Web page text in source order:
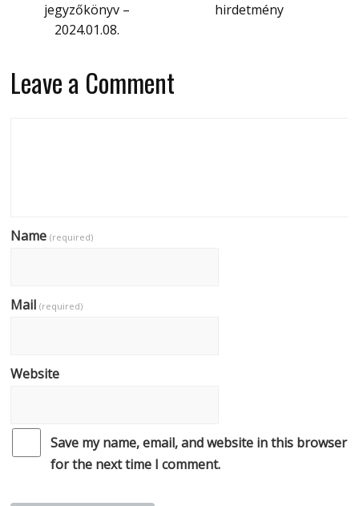
jegyzőkönyv –
2024.01.08.
hirdetmény
Leave a Comment
Name(required)
Mail(required)
Website
Save my name, email, and website in this browser
for the next time I comment.